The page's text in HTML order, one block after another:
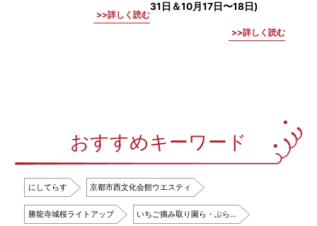
詳しく読む
31日＆10月17日〜18日)
詳しく読む
おすすめキーワード
にしてらす 京都市西文化会館ウエスティ
勝龍寺城桜ライトアップ いちご摘み取り園ら・ぷら…